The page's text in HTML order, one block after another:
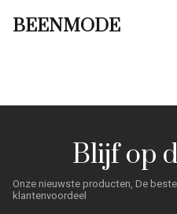
BEENMODE
Blijf op
Onze nieuwste producten, De
klantenvoordeel